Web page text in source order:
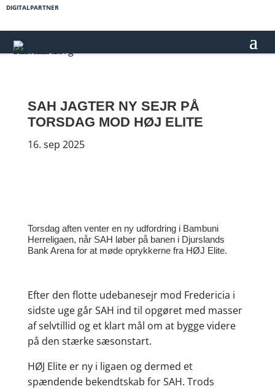
DIGITALPARTNER
SAH JAGTER NY SEJR PÅ
TORSDAG MOD HØJ ELITE
16. sep 2025
Torsdag aften venter en ny udfordring i Bambuni
Herreligaen, når SAH løber på banen i Djurslands
Bank Arena for at møde oprykkerne fra HØJ Elite.
Efter den flotte udebanesejr mod Fredericia i
sidste uge går SAH ind til opgøret med masser
af selvtillid og et klart mål om at bygge videre
på den stærke sæsonstart.
HØJ Elite er ny i ligaen og dermed et
spændende bekendtskab for SAH. Trods